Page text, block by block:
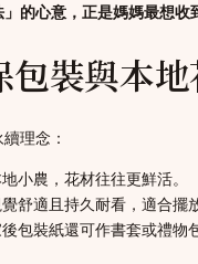
的心意，正是媽媽最想收
裝與本
理念：
小農，花材往往更鮮活。
舒適且持久耐看，適合擺
包裝紙還可作書套或禮物